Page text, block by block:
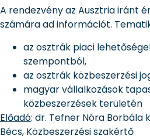
A rendezvény az Ausztria iránt
számára ad információt.
az osztrák piaci
szempontból,
az osztrák közbeszerzési
magyar vállalkozások
közbeszerzések területén
Előadó: dr. Tefner Nóra Borbála
Bécs, Közbeszerzési szakértő